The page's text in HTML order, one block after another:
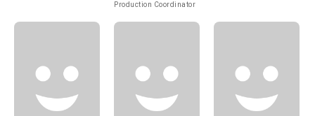
Production Coordinator